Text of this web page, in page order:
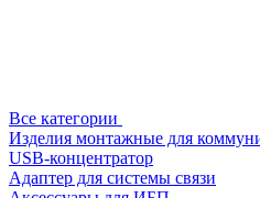
Все категории
Изделия монтажные для
USB-концентратор
Адаптер для системы связи